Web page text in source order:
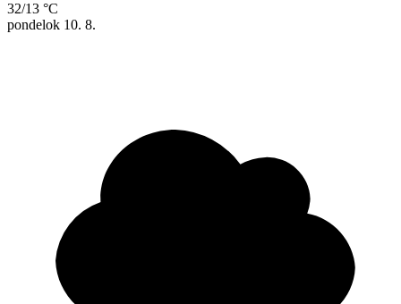
32/13 °C
pondelok 10. 8.